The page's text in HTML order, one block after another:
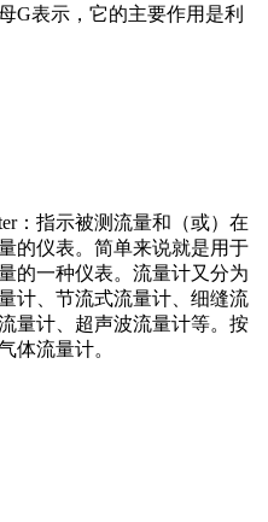
G表示，它的主要作用是利
：指示被测流量和（或）在
的仪表。简单来说就是用于
的一种仪表。流量计又分为
计、节流式流量计、细缝流
量计、超声波流量计等。按
体流量计。